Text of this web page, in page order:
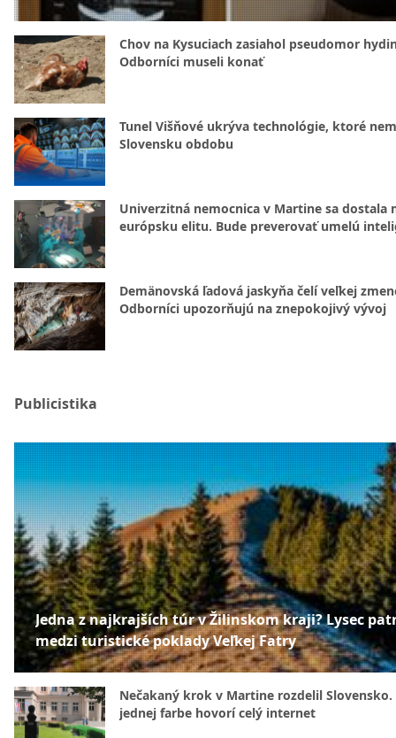
Chov na Kysuciach zasiahol pseudomor
Odborníci museli konať
Tunel Višňové ukrýva technológie, ktoré
Slovensku obdobu
Univerzitná nemocnica v Martine sa dostala
európsku elitu. Bude preverovať umelú
Demänovská ľadová jaskyňa čelí veľkej
Odborníci upozorňujú na znepokojivý vývoj
Publicistika
Jedna z najkrajších túr v Žilinskom kraji? Lysec
medzi turistické poklady Veľkej Fatry
Nečakaný krok v Martine rozdelil Slovensko.
jednej farbe hovorí celý internet